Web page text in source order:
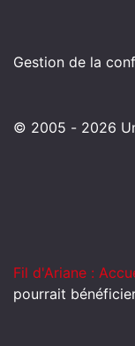
Gestion de la
© 2005 - 2026
Fil d'Ariane :
pourrait